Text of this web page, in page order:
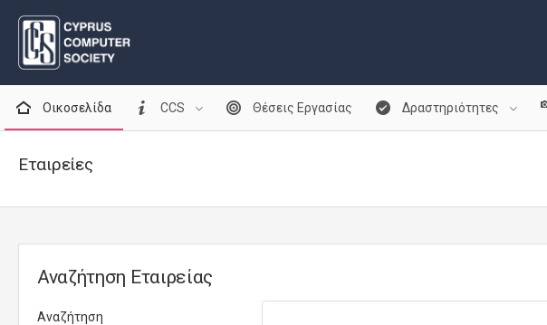
Οικοσελίδα CCS Θέσεις Εργασίας Δραστηριότητες
Εταιρείες
Αναζήτηση Εταιρείας
Αναζήτηση